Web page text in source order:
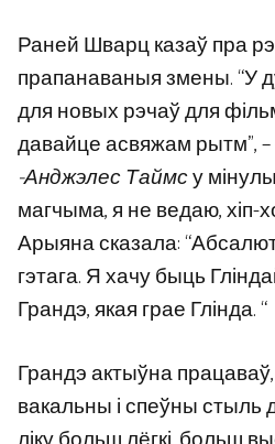
Раней Шварц казаў пра
прапанаваныя змены. “У
для новых рэчаў для
давайце асвяжам рытм”,
-Анджэлес Таймсу
магчыма, я не ведаю, хіп-
Арыяна сказала:
гэтага. Я хачу быць
Грандэ, якая грае Глінда. “
Грандэ актыўна
вакальны і спеўны стыль